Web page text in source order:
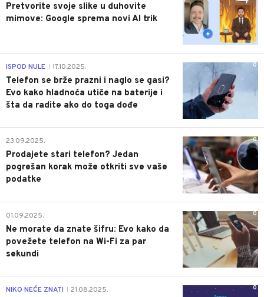
Pretvorite svoje slike u duhovite
mimove: Google sprema novi AI trik
0
ISPOD NULE 17.10.2025.
Telefon se brže prazni i naglo se gasi?
Evo kako hladnoća utiče na baterije i
šta da radite ako do toga dođe
0
23.09.2025.
Prodajete stari telefon? Jedan
pogrešan korak može otkriti sve vaše
podatke
0
01.09.2025.
Ne morate da znate šifru: Evo kako da
povežete telefon na Wi-Fi za par
sekundi
0
NIKO NEĆE ZNATI 21.08.2025.